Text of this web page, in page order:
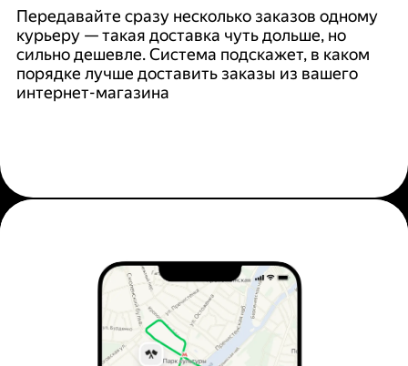
Передавайте сразу несколько заказов одному
курьеру — такая доставка чуть дольше, но
сильно дешевле. Система подскажет, в каком
порядке лучше доставить заказы из вашего
интернет-магазина